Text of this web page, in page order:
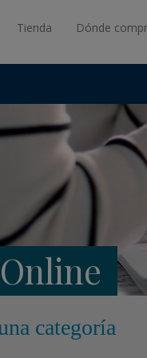
Tienda Dónde
categoría